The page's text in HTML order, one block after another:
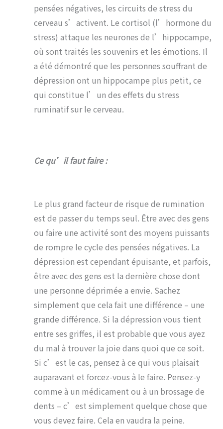
pensées négatives, les circuits de stress du
cerveau s’activent. Le cortisol (l’hormone du
stress) attaque les neurones de l’hippocampe,
où sont traités les souvenirs et les émotions. Il
a été démontré que les personnes souffrant de
dépression ont un hippocampe plus petit, ce
qui constitue l’un des effets du stress
ruminatif sur le cerveau.
Ce qu’il faut faire :
Le plus grand facteur de risque de rumination
est de passer du temps seul. Être avec des gens
ou faire une activité sont des moyens puissants
de rompre le cycle des pensées négatives. La
dépression est cependant épuisante, et parfois,
être avec des gens est la dernière chose dont
une personne déprimée a envie. Sachez
simplement que cela fait une différence – une
grande différence. Si la dépression vous tient
entre ses griffes, il est probable que vous ayez
du mal à trouver la joie dans quoi que ce soit.
Si c’est le cas, pensez à ce qui vous plaisait
auparavant et forcez-vous à le faire. Pensez-y
comme à un médicament ou à un brossage de
dents – c’est simplement quelque chose que
vous devez faire. Cela en vaudra la peine.